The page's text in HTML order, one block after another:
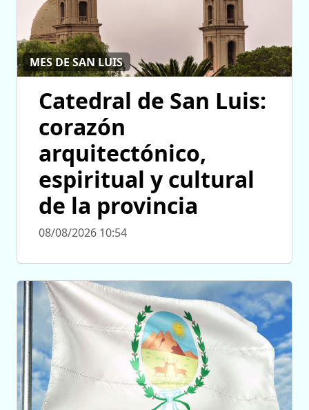
MES DE SAN LUIS
Catedral de San Luis:
corazón
arquitectónico,
espiritual y cultural
de la provincia
08/08/2026 10:54